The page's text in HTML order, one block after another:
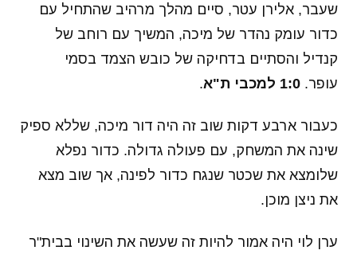
שעבר, אלירן עטר, סיים מהלך מרהיב שהתחיל עם
כדור עומק נהדר של מיכה, המשיך עם רוחב של
קנדיל והסתיים בדחיקה של כובש הצמד בסמי
עופר. 1:0 למכבי ת"א .
כעבור ארבע דקות שוב זה היה דור מיכה, שללא ספיק
שינה את המשחק, עם פעולה גדולה. כדור נפלא
שלומצא את שכטר שנגח כדור לפינה, אך שוב מצא
את ניצן מוכן.
ערן לוי היה אמור להיות זה שעשה את השינוי בבית"ר